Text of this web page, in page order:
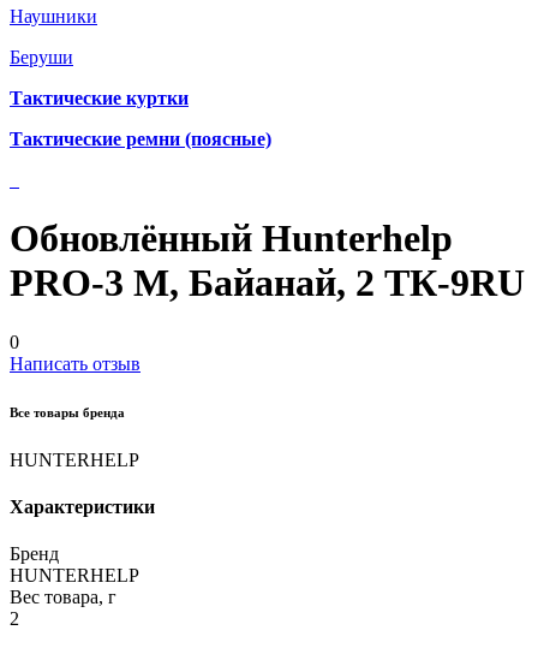
Наушники
Беруши
Тактические куртки
Тактические ремни (поясные)
Обновлённый Hunterhelp
PRO-3 M, Байанай, 2 ТК-9RU
0
Написать отзыв
Все товары бренда
HUNTERHELP
Характеристики
Бренд
HUNTERHELP
Вес товара, г
2